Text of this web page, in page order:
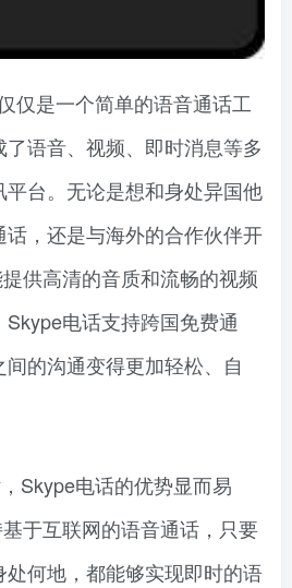
仅是一个简单的语音通话工
语音、视频、即时消息等多
台。无论是想和身处异国他
，还是与海外的合作伙伴开
供高清的音质和流畅的视频
电话支持跨国免费通
的沟通变得更加轻松、自
Skype电话的优势显而易
于互联网的语音通话，只要
何地，都能够实现即时的语